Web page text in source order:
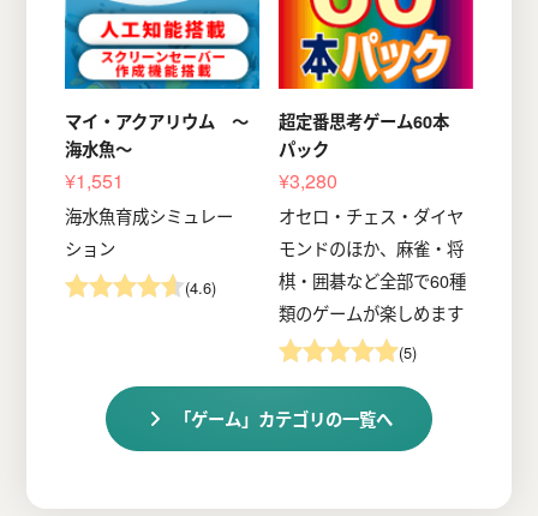
マイ・アクアリウム ～
海水魚～
¥1,551
海水魚育成シミュレー
ション
(4.6)
超定番思考ゲーム60本
パック
¥3,280
オセロ・チェス・ダイヤ
モンドのほか、麻雀・将
棋・囲碁など全部で60種
類のゲームが楽しめます
(5)
「ゲーム」カテゴリの一覧へ